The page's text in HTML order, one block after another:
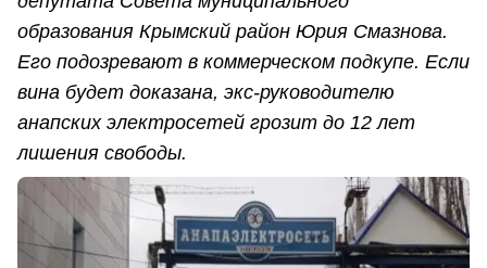
образования Крымский район Юрия Смазнова.
Его подозревают в коммерческом подкупе. Если
вина будет доказана, экс-руководителю
анапских электросетей грозит до 12 лет
лишения свободы.